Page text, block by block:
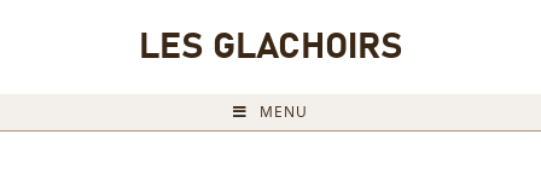
LES GLACHOIRS
MENU